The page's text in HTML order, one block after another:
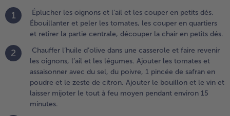
crevettes
sécher
le thym
le romarin
égoutter
1
Éplucher les oignons et l’ail et les couper en petits dés.
Ébouillanter et peler les tomates, les couper en quartiers
et retirer la partie centrale, découper la chair en petits dés.
2
Chauffer l’huile d’olive dans une casserole et faire revenir
les oignons, l’ail et les légumes. Ajouter les tomates et
assaisonner avec du sel, du poivre, 1 pincée de safran en
poudre et le zeste de citron. Ajouter le bouillon et le vin et
laisser mijoter le tout à feu moyen pendant environ 15
minutes.